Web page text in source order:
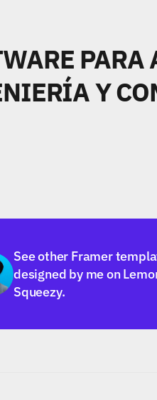
PARA
Y
See other Framer
designed by me on
Squeezy.